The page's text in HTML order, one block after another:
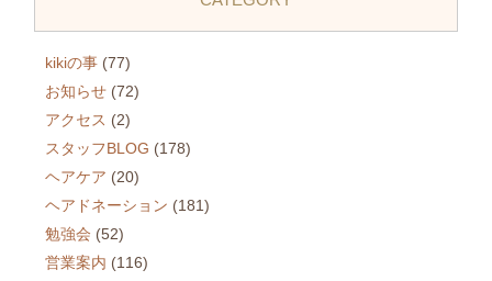
kikiの事 (77)
お知らせ (72)
アクセス (2)
スタッフBLOG (178)
ヘアケア (20)
ヘアドネーション (181)
勉強会 (52)
営業案内 (116)